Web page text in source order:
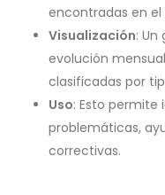
encontradas en el
Visualización:
evolución
clasificadas por
Uso: Esto
problemáticas,
correctivas.